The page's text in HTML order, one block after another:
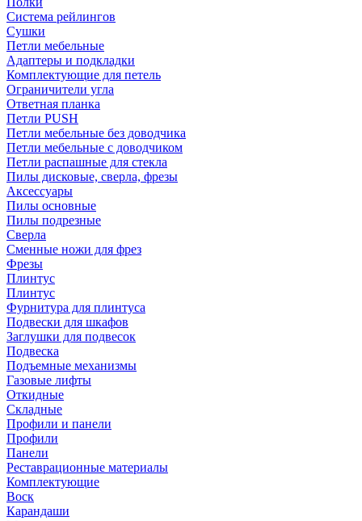
Система рейлингов
Сушки
Петли мебельные
Адаптеры и подкладки
Комплектующие для петель
Ограничители угла
Ответная планка
Петли PUSH
Петли мебельные без доводчика
Петли мебельные с доводчиком
Петли распашные для стекла
Пилы дисковые, сверла, фрезы
Аксессуары
Пилы основные
Пилы подрезные
Сверла
Сменные ножи для фрез
Фрезы
Плинтус
Плинтус
Фурнитура для плинтуса
Подвески для шкафов
Заглушки для подвесок
Подвеска
Подъемные механизмы
Газовые лифты
Откидные
Складные
Профили и панели
Профили
Панели
Реставрационные материалы
Комплектующие
Воск
Карандаши